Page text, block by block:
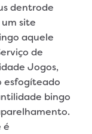
dentrode
site
aquele
de
Jogos,
esfogíteado
bingo
é